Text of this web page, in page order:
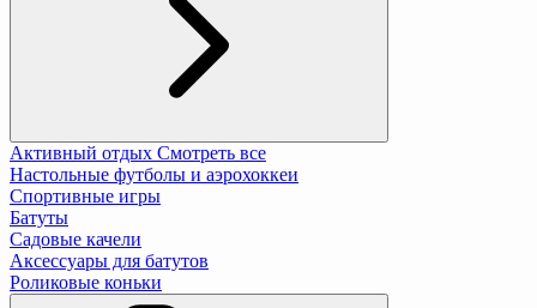
Активный отдых Смотреть все
Настольные футболы и аэрохоккеи
Спортивные игры
Батуты
Садовые качели
Аксессуары для батутов
Роликовые коньки